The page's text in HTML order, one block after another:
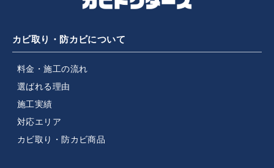
カビ取り・防カビについて
料金・施工の流れ
選ばれる理由
施工実績
対応エリア
カビ取り・防カビ商品